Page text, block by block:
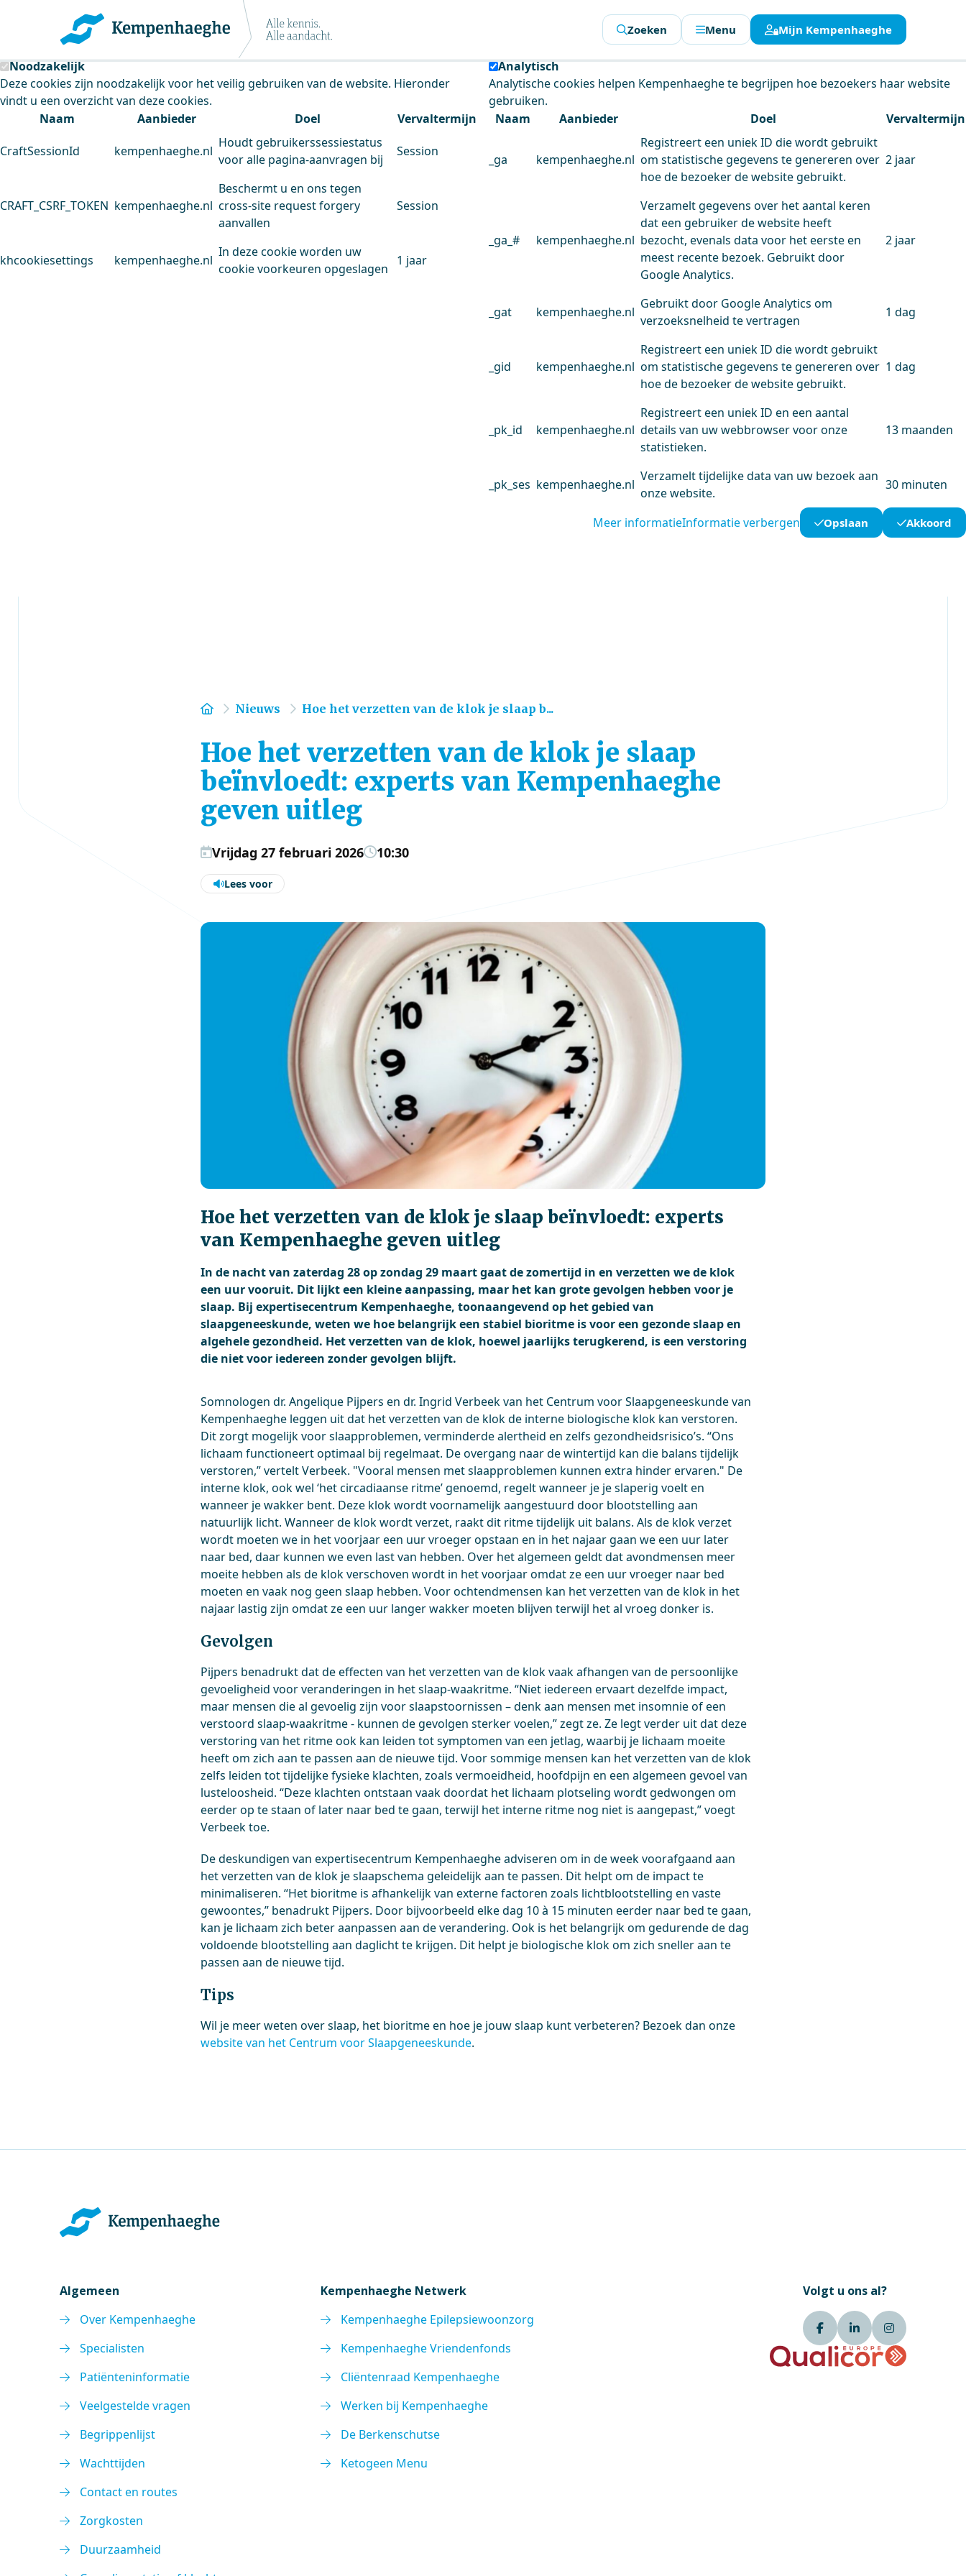
Kempenhaeghe maakt gebruik van cookies
Deze site plaatst cookies. Dit doen we om het gebruik van de website te analyseren en het gebruiksgemak te verbeteren.
Noodzakelijk
Deze cookies zijn noodzakelijk voor het veilig gebruiken van de website. Hieronder
vindt u een overzicht van deze cookies.
Naam
Aanbieder Doel Vervaltermijn
CraftSessionId kempenhaeghe.nl
Houdt gebruikerssessiestatus
voor alle pagina-aanvragen bij
Session
CRAFT_CSRF_TOKEN kempenhaeghe.nl
Beschermt u en ons tegen
cross-site request forgery
aanvallen
Session
khcookiesettings kempenhaeghe.nl
In deze cookie worden uw
cookie voorkeuren opgeslagen
1 jaar
Analytisch
Analytische cookies helpen Kempenhaeghe te begrijpen hoe bezoekers haar website
gebruiken.
Naam
Aanbieder Doel Vervaltermijn
_ga kempenhaeghe.nl
Registreert een uniek ID die wordt gebruikt
om statistische gegevens te genereren over
hoe de bezoeker de website gebruikt.
2 jaar
_ga_# kempenhaeghe.nl
Verzamelt gegevens over het aantal keren
dat een gebruiker de website heeft
bezocht, evenals data voor het eerste en
meest recente bezoek. Gebruikt door
Google Analytics.
2 jaar
_gat kempenhaeghe.nl
Gebruikt door Google Analytics om
verzoeksnelheid te vertragen
1 dag
_gid kempenhaeghe.nl
Registreert een uniek ID die wordt gebruikt
om statistische gegevens te genereren over
hoe de bezoeker de website gebruikt.
1 dag
_pk_id kempenhaeghe.nl
Registreert een uniek ID en een aantal
details van uw webbrowser voor onze
statistieken.
13 maanden
_pk_ses kempenhaeghe.nl
Verzamelt tijdelijke data van uw bezoek aan
onze website.
30 minuten
Meer informatieInformatie verbergen Opslaan Akkoord
Zoeken Menu Mijn Kempenhaeghe
Home
Nieuws Hoe het verzetten van de klok je slaap b...
Hoe het verzetten van de klok je slaap
beïnvloedt: experts van Kempenhaeghe
geven uitleg
Vrijdag 27 februari 2026 10:30
Lees voor
Hoe het verzetten van de klok je slaap beïnvloedt: experts
van Kempenhaeghe geven uitleg
In de nacht van zaterdag 28 op zondag 29 maart gaat de zomertijd in en verzetten we de klok
een uur vooruit. Dit lijkt een kleine aanpassing, maar het kan grote gevolgen hebben voor je
slaap. Bij expertisecentrum Kempenhaeghe, toonaangevend op het gebied van
slaapgeneeskunde, weten we hoe belangrijk een stabiel bioritme is voor een gezonde slaap en
algehele gezondheid. Het verzetten van de klok, hoewel jaarlijks terugkerend, is een verstoring
die niet voor iedereen zonder gevolgen blijft.
Somnologen dr. Angelique Pijpers en dr. Ingrid Verbeek van het Centrum voor Slaapgeneeskunde van
Kempenhaeghe leggen uit dat het verzetten van de klok de interne biologische klok kan verstoren.
Dit zorgt mogelijk voor slaapproblemen, verminderde alertheid en zelfs gezondheidsrisico’s. “Ons
lichaam functioneert optimaal bij regelmaat. De overgang naar de wintertijd kan die balans tijdelijk
verstoren,” vertelt Verbeek. "Vooral mensen met slaapproblemen kunnen extra hinder ervaren." De
interne klok, ook wel ‘het circadiaanse ritme’ genoemd, regelt wanneer je je slaperig voelt en
wanneer je wakker bent. Deze klok wordt voornamelijk aangestuurd door blootstelling aan
natuurlijk licht. Wanneer de klok wordt verzet, raakt dit ritme tijdelijk uit balans. Als de klok verzet
wordt moeten we in het voorjaar een uur vroeger opstaan en in het najaar gaan we een uur later
naar bed, daar kunnen we even last van hebben. Over het algemeen geldt dat avondmensen meer
moeite hebben als de klok verschoven wordt in het voorjaar omdat ze een uur vroeger naar bed
moeten en vaak nog geen slaap hebben. Voor ochtendmensen kan het verzetten van de klok in het
najaar lastig zijn omdat ze een uur langer wakker moeten blijven terwijl het al vroeg donker is.
Gevolgen
Pijpers benadrukt dat de effecten van het verzetten van de klok vaak afhangen van de persoonlijke
gevoeligheid voor veranderingen in het slaap-waakritme. “Niet iedereen ervaart dezelfde impact,
maar mensen die al gevoelig zijn voor slaapstoornissen – denk aan mensen met insomnie of een
verstoord slaap-waakritme - kunnen de gevolgen sterker voelen,” zegt ze. Ze legt verder uit dat deze
verstoring van het ritme ook kan leiden tot symptomen van een jetlag, waarbij je lichaam moeite
heeft om zich aan te passen aan de nieuwe tijd. Voor sommige mensen kan het verzetten van de klok
zelfs leiden tot tijdelijke fysieke klachten, zoals vermoeidheid, hoofdpijn en een algemeen gevoel van
lusteloosheid. “Deze klachten ontstaan vaak doordat het lichaam plotseling wordt gedwongen om
eerder op te staan of later naar bed te gaan, terwijl het interne ritme nog niet is aangepast,” voegt
Verbeek toe.
De deskundigen van expertisecentrum Kempenhaeghe adviseren om in de week voorafgaand aan
het verzetten van de klok je slaapschema geleidelijk aan te passen. Dit helpt om de impact te
minimaliseren. “Het bioritme is afhankelijk van externe factoren zoals lichtblootstelling en vaste
gewoontes,” benadrukt Pijpers. Door bijvoorbeeld elke dag 10 à 15 minuten eerder naar bed te gaan,
kan je lichaam zich beter aanpassen aan de verandering. Ook is het belangrijk om gedurende de dag
voldoende blootstelling aan daglicht te krijgen. Dit helpt je biologische klok om zich sneller aan te
passen aan de nieuwe tijd.
Tips
Wil je meer weten over slaap, het bioritme en hoe je jouw slaap kunt verbeteren? Bezoek dan onze
website van het Centrum voor Slaapgeneeskunde.
Algemeen
Over Kempenhaeghe
Specialisten
Patiënteninformatie
Veelgestelde vragen
Begrippenlijst
Wachttijden
Contact en routes
Zorgkosten
Duurzaamheid
Kempenhaeghe Netwerk
Kempenhaeghe Epilepsiewoonzorg
Kempenhaeghe Vriendenfonds
Cliëntenraad Kempenhaeghe
Werken bij Kempenhaeghe
De Berkenschutse
Ketogeen Menu
Volgt u ons al?